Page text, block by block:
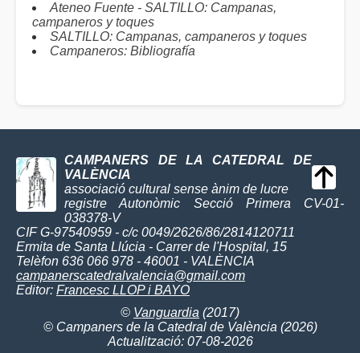
Ateneo Fuente - SALTILLO: Campanas,
campaneros y toques
SALTILLO: Campanas, campaneros y toques
Campaneros: Bibliografía
CAMPANERS DE LA CATEDRAL DE
VALÈNCIA
associació cultural sense ànim de lucre
registre Autonòmic Secció Primera CV-01-
038378-V
CIF G-97540959 - c/c 0049/2626/86/2814120711
Ermita de Santa Llúcia - Carrer de l'Hospital, 15
Telèfon 636 066 978 - 46001 - VALÈNCIA
campanerscatedralvalencia@gmail.com
Editor: Francesc LLOP i BAYO
© Vanguardia (2017)
© Campaners de la Catedral de València (2026)
Actualització: 07-08-2026